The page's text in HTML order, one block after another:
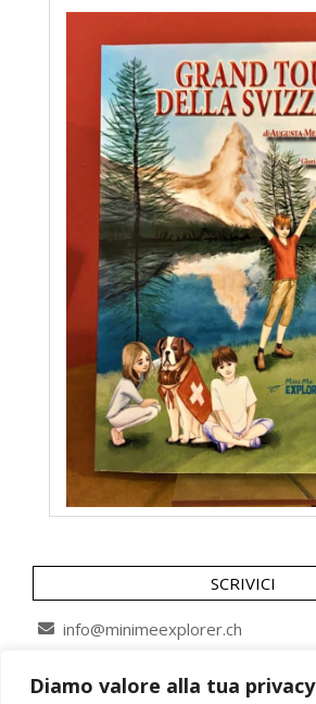
Diamo valore alla tua privacy
SCRIVICI
info@minimeexplorer.ch